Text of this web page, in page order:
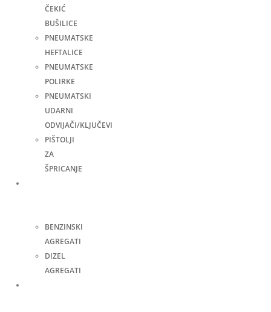
ČEKIĆ
BUŠILICE
PNEUMATSKE
HEFTALICE
PNEUMATSKE
POLIRKE
PNEUMATSKI
UDARNI
ODVIJAČI/KLJUČEVI
PIŠTOLJI
ZA
ŠPRICANJE
BENZINSKI
AGREGATI
DIZEL
AGREGATI